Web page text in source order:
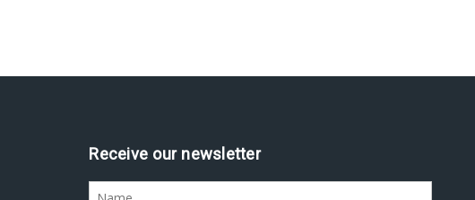
Receive our newsletter